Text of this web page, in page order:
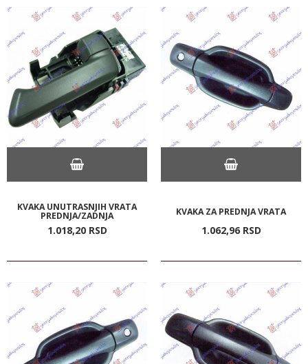
KVAKA UNUTRASNJIH VRATA
PREDNJA/ZADNJA
1.018,20 RSD
KVAKA ZA PREDNJA VRATA
1.062,96 RSD